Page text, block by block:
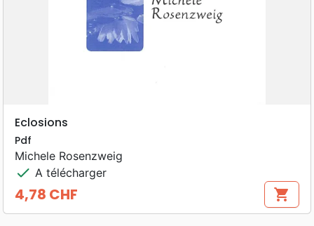
Eclosions
Pdf
Michele Rosenzweig
check A télécharger
Prix
4,78 CHF shopping_cart